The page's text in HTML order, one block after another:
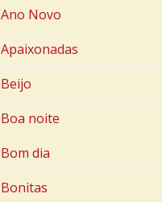
Ano Novo
Apaixonadas
Beijo
Boa noite
Bom dia
Bonitas